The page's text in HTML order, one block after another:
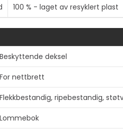
100 % - laget av resyklert plast
Beskyttende deksel
For nettbrett
Flekkbestandig, ripebestandig,
Lommebok